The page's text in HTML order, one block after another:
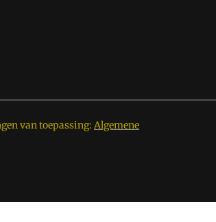
van toepassing: Algemene